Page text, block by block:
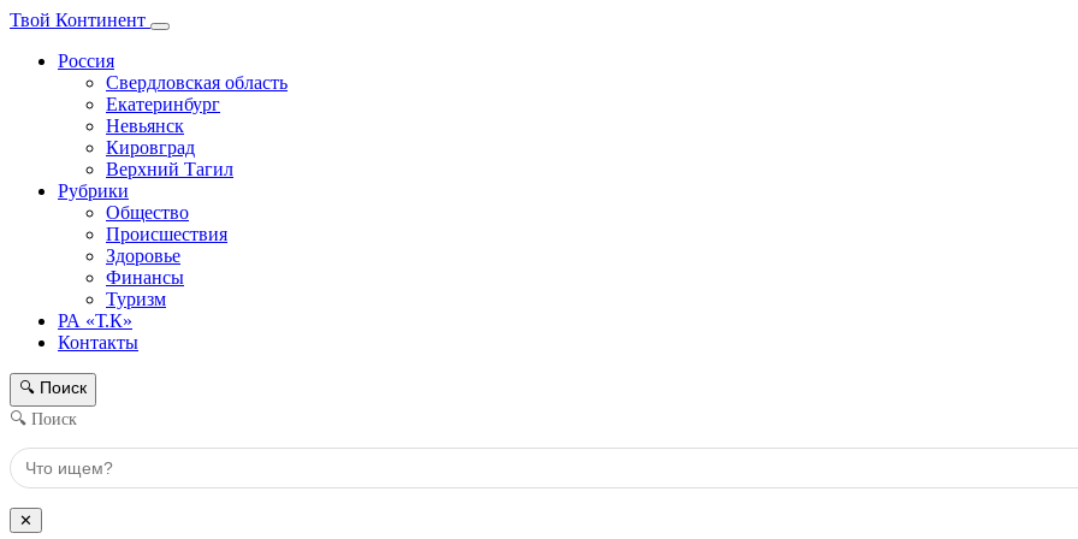
Твой Континент
Россия
Свердловская область
Екатеринбург
Невьянск
Кировград
Верхний Тагил
Рубрики
Общество
Происшествия
Здоровье
Финансы
Туризм
РА «Т.К»
Контакты
🔍 Поиск
🔍 Поиск
✕